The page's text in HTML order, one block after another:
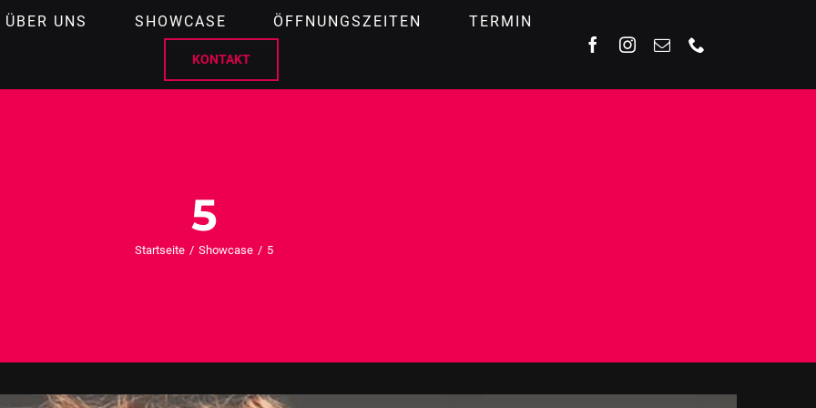
ÜBER UNS SHOWCASE ÖFFNUNGSZEITEN TERMIN
KONTAKT
5
Startseite Showcase 5